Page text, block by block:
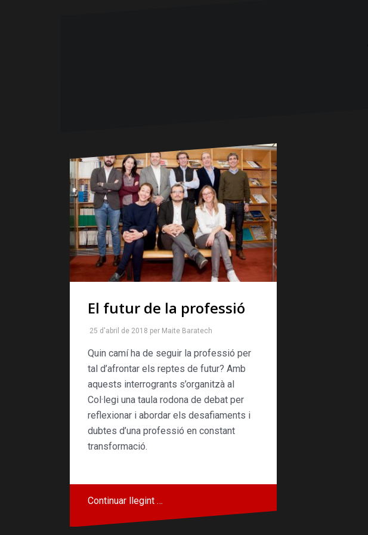
El futur de la professió
25 d'abril de 2018 per Maite Baratech
Quin camí ha de seguir la professió per
tal d’afrontar els reptes de futur? Amb
aquests interrogrants s’organitzà al
Col·legi una taula rodona de debat per
reflexionar i abordar els desafiaments i
dubtes d’una professió en constant
transformació.
Continuar llegint …